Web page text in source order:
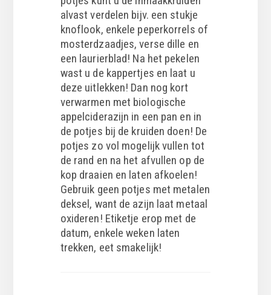
alvast verdelen bijv. een stukje
knoflook, enkele peperkorrels of
mosterdzaadjes, verse dille en
een laurierblad! Na het pekelen
wast u de kappertjes en laat u
deze uitlekken! Dan nog kort
verwarmen met biologische
appelciderazijn in een pan en in
de potjes bij de kruiden doen! De
potjes zo vol mogelijk vullen tot
de rand en na het afvullen op de
kop draaien en laten afkoelen!
Gebruik geen potjes met metalen
deksel, want de azijn laat metaal
oxideren! Etiketje erop met de
datum, enkele weken laten
trekken, eet smakelijk!